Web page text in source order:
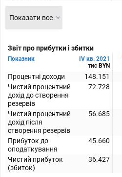
Показати все
Звіт про прибутки і збитки
Показник
IV кв. 2021
тис BYN
Процентні доходи 148.151
Чистий процентний
дохід до створення
резервів
72.728
Чистий процентний
дохід піcля
створення резервів
56.685
Прибуток до
оподаткування
45.660
Чистий прибуток
(збиток)
36.427